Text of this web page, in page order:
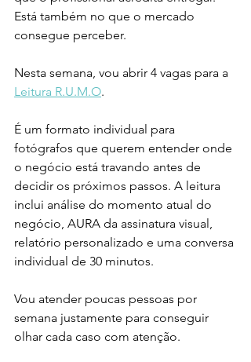
Está também no que o mercado
consegue perceber.
Nesta semana, vou abrir 4 vagas para a
Leitura R.U.M.O.
É um formato individual para
fotógrafos que querem entender onde
o negócio está travando antes de
decidir os próximos passos. A leitura
inclui análise do momento atual do
negócio, AURA da assinatura visual,
relatório personalizado e uma conversa
individual de 30 minutos.
Vou atender poucas pessoas por
semana justamente para conseguir
olhar cada caso com atenção.